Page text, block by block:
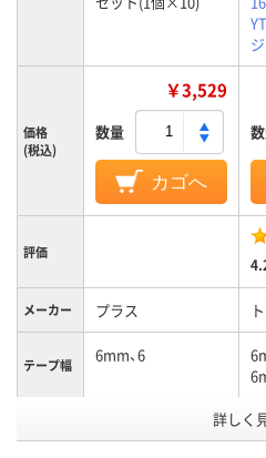
価格
(税込)
￥3,529
数量
カゴへ
評価
メーカー プラス
テープ幅 6mm、6
詳しく